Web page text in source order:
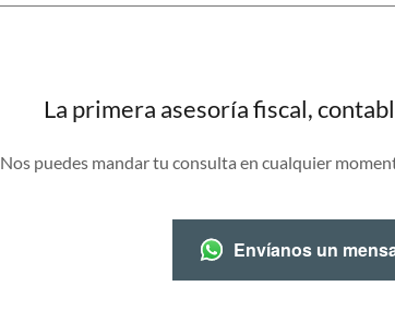
La primera asesoría fiscal,
Nos puedes mandar tu consulta en cualquier
Envíanos un